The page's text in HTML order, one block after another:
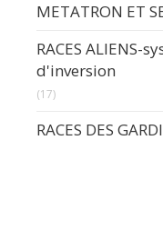
METATRON ET
RACES ALIENS-
d'inversion
(17)
RACES DES